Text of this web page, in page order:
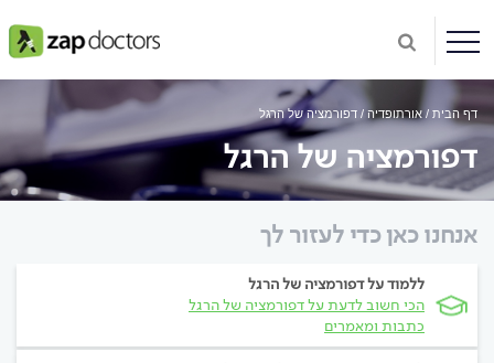
דף הבית אורתופדיה דפורמציה של הרגל
דפורמציה של הרגל
אנחנו כאן כדי לעזור לך
ללמוד על דפורמציה של הרגל
הכי חשוב לדעת על דפורמציה של הרגל
כתבות ומאמרים